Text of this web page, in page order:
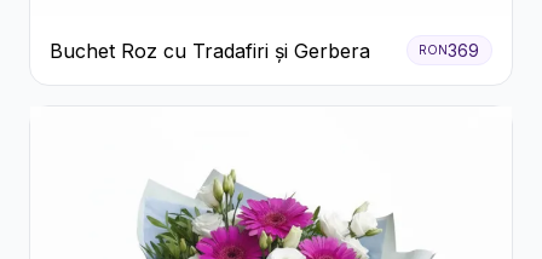
Buchet Roz cu Tradafiri și Gerbera RON369